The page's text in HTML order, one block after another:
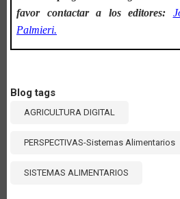
favor contactar a los editores:
Palmieri.
Blog tags
AGRICULTURA DIGITAL
PERSPECTIVAS-Sistemas Alimentarios
SISTEMAS ALIMENTARIOS